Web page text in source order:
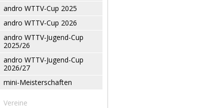
andro WTTV-Cup 2025
andro WTTV-Cup 2026
andro WTTV-Jugend-Cup
2025/26
andro WTTV-Jugend-Cup
2026/27
mini-Meisterschaften
Vereine